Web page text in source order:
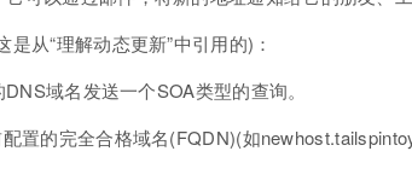
从“理解动态更新”中引用的)：
域名发送一个SOA类型的查询。
置的完全合格域名(FQDN)(如